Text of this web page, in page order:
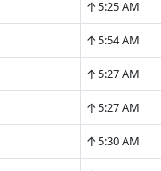
↑5:25 AM
↑5:54 AM
↑5:27 AM
↑5:27 AM
↑5:30 AM